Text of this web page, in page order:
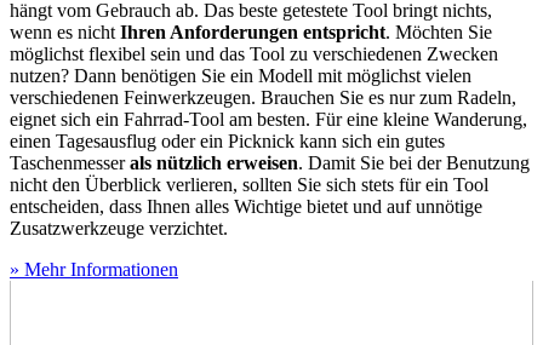
hängt vom Gebrauch ab. Das beste getestete Tool bringt nichts,
wenn es nicht Ihren Anforderungen entspricht. Möchten Sie
möglichst flexibel sein und das Tool zu verschiedenen Zwecken
nutzen? Dann benötigen Sie ein Modell mit möglichst vielen
verschiedenen Feinwerkzeugen. Brauchen Sie es nur zum Radeln,
eignet sich ein Fahrrad-Tool am besten. Für eine kleine Wanderung,
einen Tagesausflug oder ein Picknick kann sich ein gutes
Taschenmesserals nützlich erweisen. Damit Sie bei der Benutzung
nicht den Überblick verlieren, sollten Sie sich stets für ein Tool
entscheiden, dass Ihnen alles Wichtige bietet und auf unnötige
Zusatzwerkzeuge verzichtet.
» Mehr Informationen